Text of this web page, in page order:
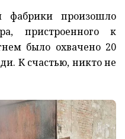
фабрики произошло
пристроенного к
было охвачено 20
К счастью, никто не